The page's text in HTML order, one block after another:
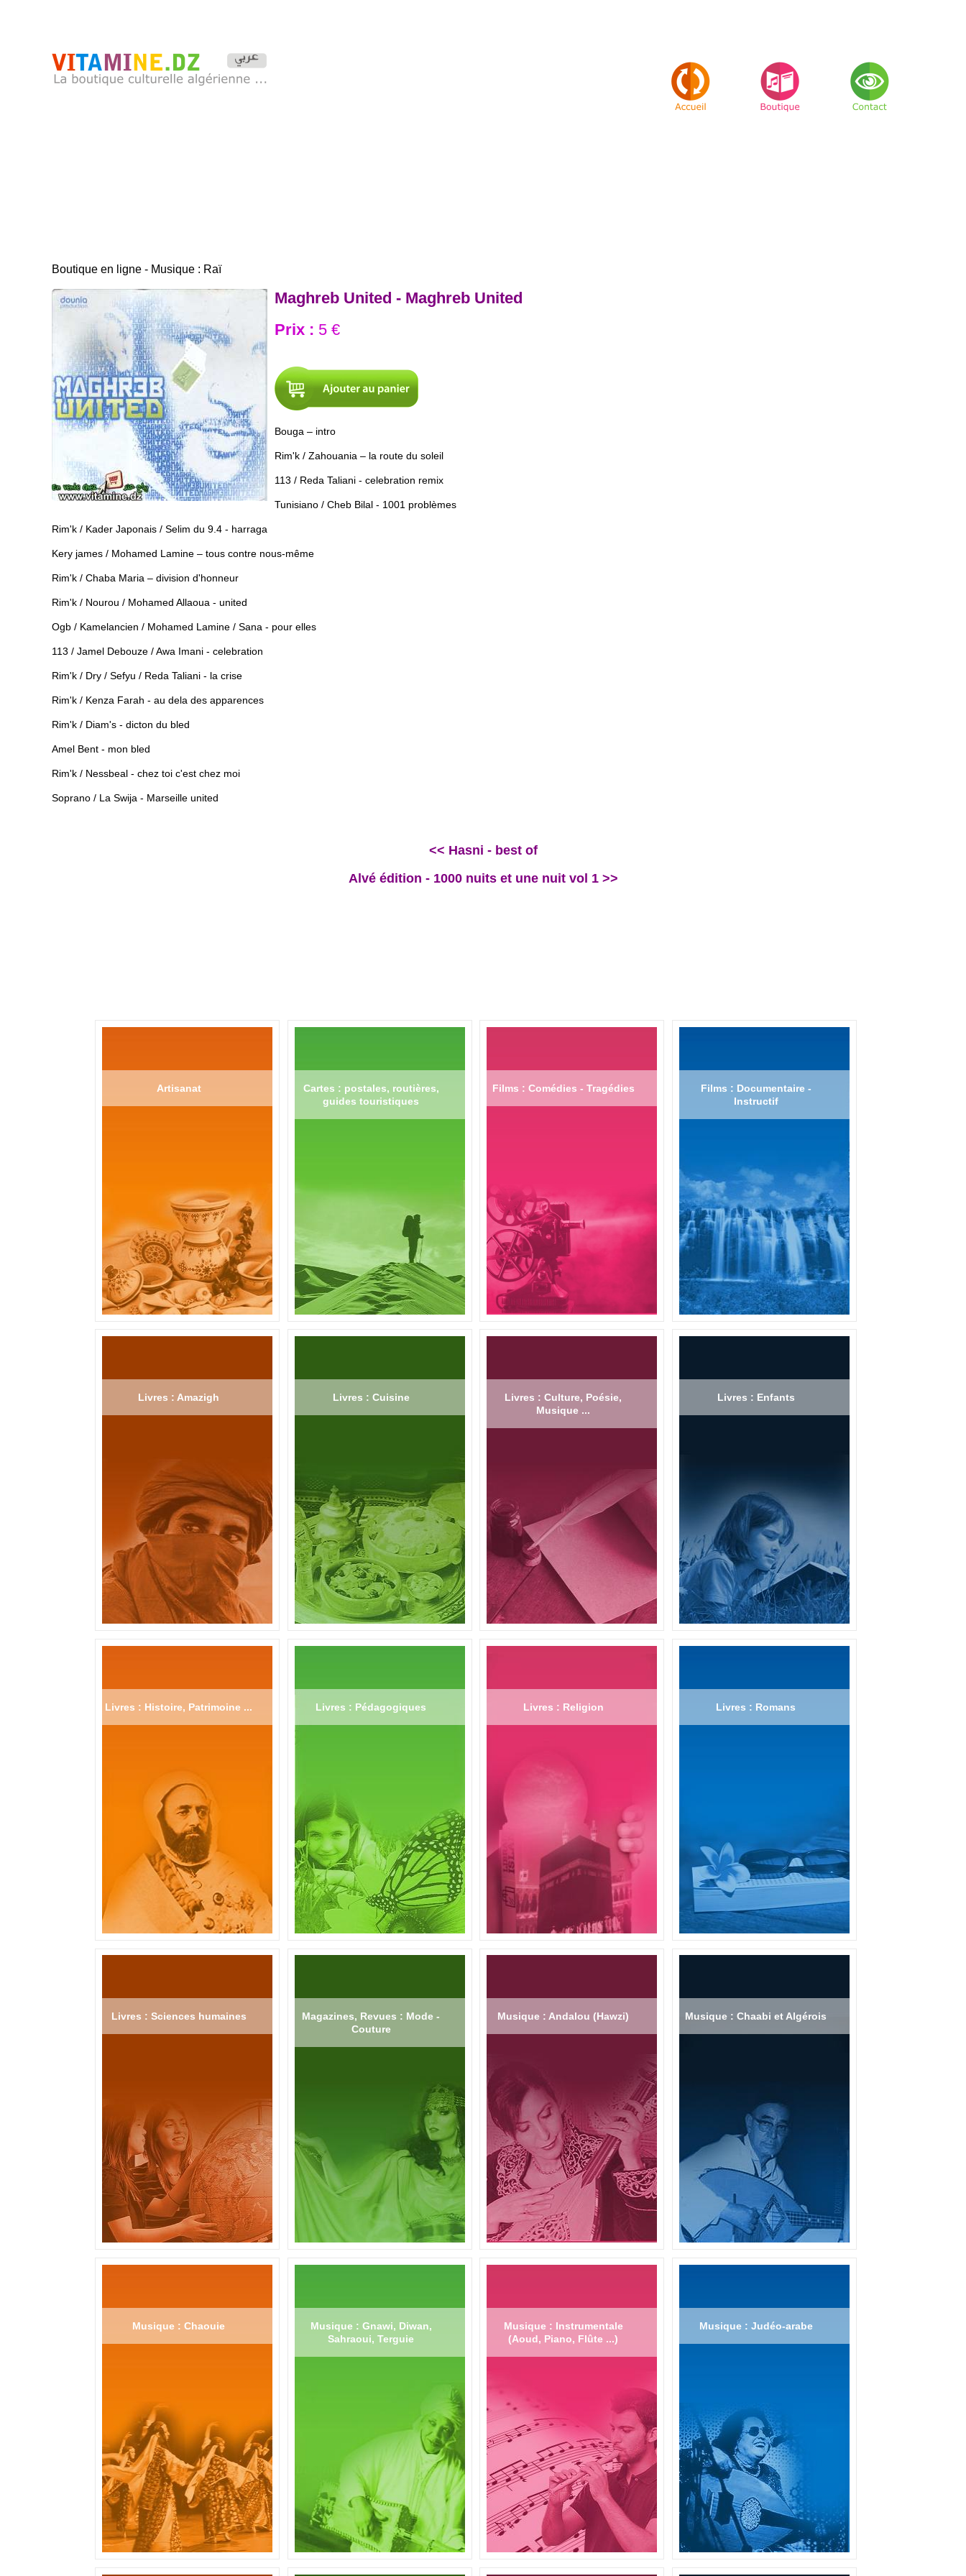
Boutique en ligne - Musique : Raï
Maghreb United - Maghreb United
Prix : 5 €
Bouga – intro
Rim'k / Zahouania – la route du soleil
113 / Reda Taliani - celebration remix
Tunisiano / Cheb Bilal - 1001 problèmes
Rim'k / Kader Japonais / Selim du 9.4 - harraga
Kery james / Mohamed Lamine – tous contre nous-même
Rim'k / Chaba Maria – division d'honneur
Rim'k / Nourou / Mohamed Allaoua - united
Ogb / Kamelancien / Mohamed Lamine / Sana - pour elles
113 / Jamel Debouze / Awa Imani - celebration
Rim'k / Dry / Sefyu / Reda Taliani - la crise
Rim'k / Kenza Farah - au dela des apparences
Rim'k / Diam's - dicton du bled
Amel Bent - mon bled
Rim'k / Nessbeal - chez toi c'est chez moi
Soprano / La Swija - Marseille united
<< Hasni - best of
Alvé édition - 1000 nuits et une nuit vol 1 >>
Artisanat
Cartes : postales, routières,
guides touristiques
Films : Comédies - Tragédies
Films : Documentaire -
Instructif
Livres : Amazigh Livres : Cuisine
Livres : Culture, Poésie,
Musique ...
Livres : Enfants
Livres : Histoire, Patrimoine ... Livres : Pédagogiques Livres : Religion Livres : Romans
Livres : Sciences humaines
Magazines, Revues : Mode -
Couture
Musique : Andalou (Hawzi) Musique : Chaabi et Algérois
Musique : Chaouie
Musique : Gnawi, Diwan,
Sahraoui, Terguie
Musique : Instrumentale
(Aoud, Piano, Flûte ...)
Musique : Judéo-arabe